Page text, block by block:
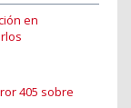
en
405 sobre